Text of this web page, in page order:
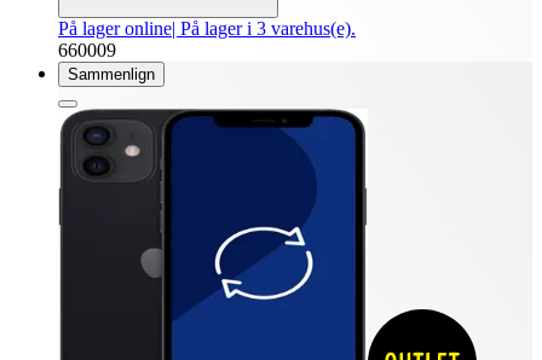
På lager online| På lager i 3 varehus(e).
660009
Sammenlign